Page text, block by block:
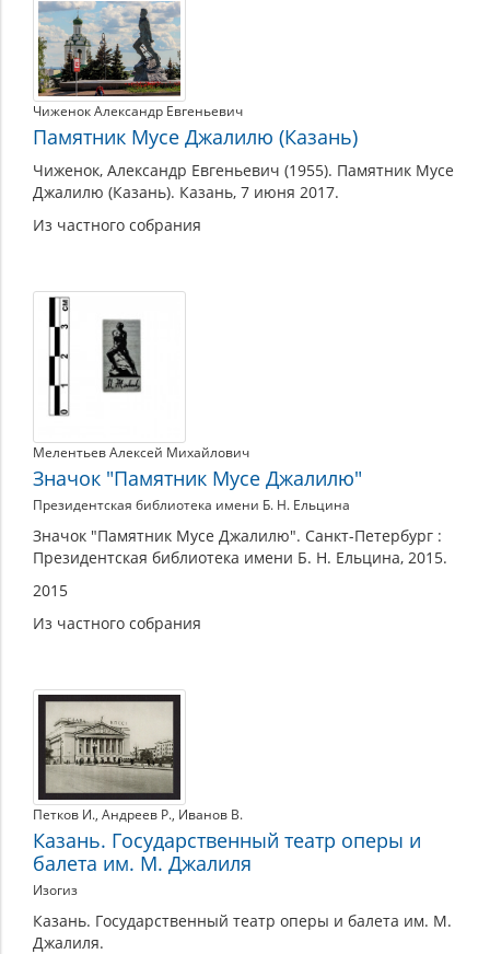
Джалиль
Муса
Мустафович
(1906–
1944)
Чиженок Александр Евгеньевич
Памятник Мусе Джалилю (Казань)
Чиженок, Александр Евгеньевич (1955). Памятник Мусе
Джалилю (Казань). Казань, 7 июня 2017.
Из частного собрания
Мелентьев Алексей Михайлович
Значок "Памятник Мусе Джалилю"
Президентская библиотека имени Б. Н. Ельцина
Значок "Памятник Мусе Джалилю". Санкт-Петербург :
Президентская библиотека имени Б. Н. Ельцина, 2015.
2015
Из частного собрания
Петков И., Андреев Р., Иванов В.
Казань. Государственный театр оперы и
балета им. М. Джалиля
Изогиз
Казань. Государственный театр оперы и балета им. М.
Джалиля.